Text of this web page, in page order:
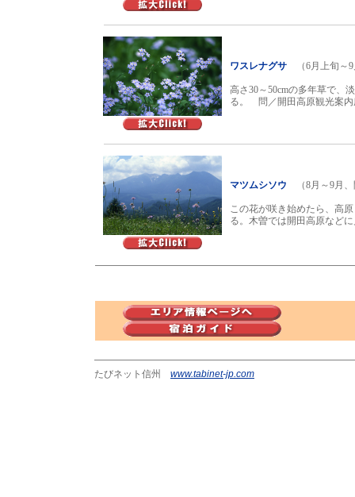
ワスレナグサ （6月上旬～9
高さ30～50cmの多年草で、
る。 問／開田高原観光案
マツムシソウ （8月～9月
この花が咲き始めたら、高
る。木曽では開田高原など
たびネット信州 www.tabinet-jp.com